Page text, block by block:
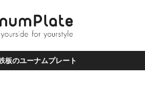
板のユーナムプレート